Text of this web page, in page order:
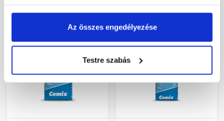
Az összes engedélyezése
Testre szabás
Megnézem Megnézem